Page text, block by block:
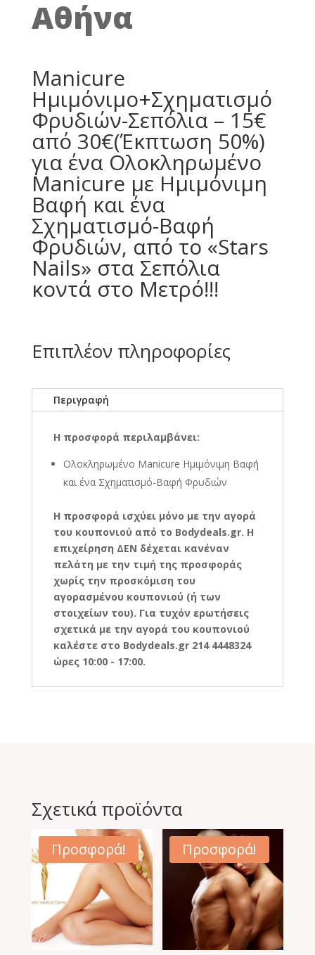
Αθήνα
Manicure
Ημιμόνιμο+Σχηματισμό
Φρυδιών-Σεπόλια – 15€
από 30€(Έκπτωση 50%)
για ένα Ολοκληρωμένο
Manicure με Ημιμόνιμη
Βαφή και ένα
Σχηματισμό-Βαφή
Φρυδιών, από το «Stars
Nails» στα Σεπόλια
κοντά στο Μετρό!!!
Επιπλέον πληροφορίες
Περιγραφή
Η προσφορά περιλαμβάνει:
Ολοκληρωμένο Manicure Ημιμόνιμη Βαφή
και ένα Σχηματισμό-Βαφή Φρυδιών
Η προσφορά ισχύει μόνο με την αγορά
του κουπονιού από το Bodydeals.gr. Η
επιχείρηση ΔΕΝ δέχεται κανέναν
πελάτη με την τιμή της προσφοράς
χωρίς την προσκόμιση του
αγορασμένου κουπονιού (ή των
στοιχείων του). Για τυχόν ερωτήσεις
σχετικά με την αγορά του κουπονιού
καλέστε στο Bodydeals.gr 214 4448324
ώρες 10:00 - 17:00.
Σχετικά προϊόντα
Προσφορά! Προσφορά!